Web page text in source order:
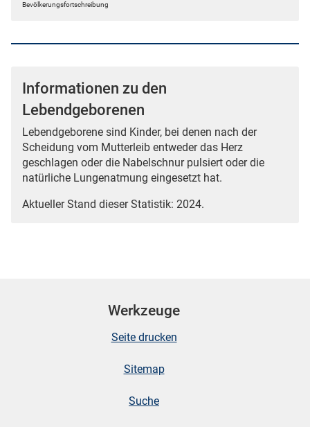
Bevölkerungsfortschreibung
Informationen zu den
Lebendgeborenen
Lebendgeborene sind Kinder, bei denen nach der
Scheidung vom Mutterleib entweder das Herz
geschlagen oder die Nabelschnur pulsiert oder die
natürliche Lungenatmung eingesetzt hat.
Aktueller Stand dieser Statistik: 2024.
Werkzeuge
Seite drucken
Sitemap
Suche